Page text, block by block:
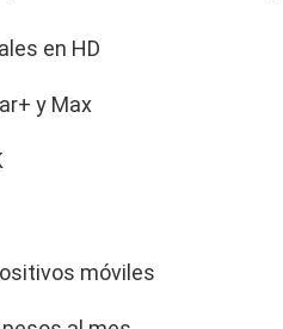
en HD
y Max
móviles